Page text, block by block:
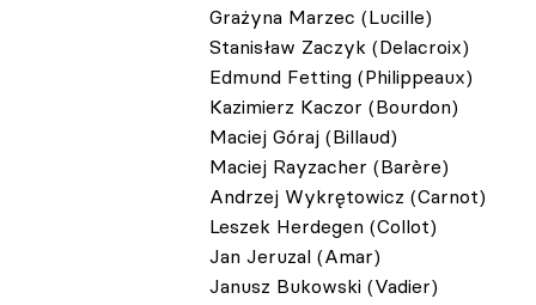
Grażyna Marzec (Lucille)
Stanisław Zaczyk (Delacroix)
Edmund Fetting (Philippeaux)
Kazimierz Kaczor (Bourdon)
Maciej Góraj (Billaud)
Maciej Rayzacher (Barère)
Andrzej Wykrętowicz (Carnot)
Leszek Herdegen (Collot)
Jan Jeruzal (Amar)
Janusz Bukowski (Vadier)